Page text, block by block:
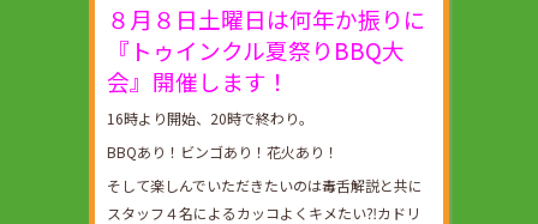
８月８日土曜日は何年か振りに
『トゥインクル夏祭りBBQ大
会』開催します！
16時より開始、20時で終わり。
BBQあり！ビンゴあり！花火あり！
そして楽しんでいただきたいのは毒舌解説と共に
スタッフ４名によるカッコよくキメたい⁈カドリ